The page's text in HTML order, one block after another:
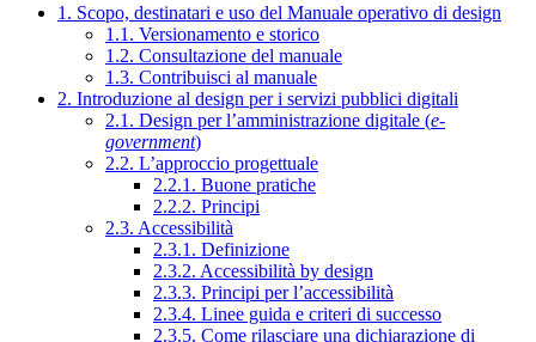
1. Scopo, destinatari e uso del Manuale operativo di design
1.1. Versionamento e storico
1.2. Consultazione del manuale
1.3. Contribuisci al manuale
2. Introduzione al design per i servizi pubblici digitali
2.1. Design per l’amministrazione digitale (e-
government)
2.2. L’approccio progettuale
2.2.1. Buone pratiche
2.2.2. Principi
2.3. Accessibilità
2.3.1. Definizione
2.3.2. Accessibilità by design
2.3.3. Principi per l’accessibilità
2.3.4. Linee guida e criteri di successo
2.3.5. Come rilasciare una dichiarazione di